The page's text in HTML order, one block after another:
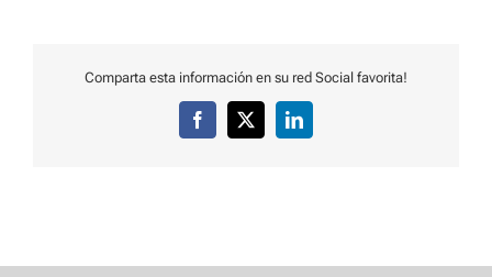
Comparta esta información en su red Social favorita!
Facebook
X LinkedIn